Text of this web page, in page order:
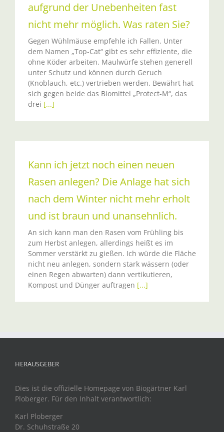
aufgrund der Unebenheiten fast
nicht mehr möglich. Was raten Sie?
Gegen Wühlmäuse empfehle ich Fallen. Unter
dem Namen „Top-Cat“ gibt es sehr effiziente, die
ohne Köder arbeiten. Maulwürfe stehen generell
unter Schutz und können durch Geruch
(Knoblauch, etc.) vertrieben werden. Bewährt hat
sich gegen beide das Biomittel „Protect-M“, das
drei [...]
Kann ich jetzt noch einen neuen
Rasen anlegen? Die Anlage hat sich
nach dem Winter nicht mehr erholt
und ist braun und unansehnlich.
An sich kann man den Rasen vom Frühling bis
zum Herbst anlegen, allerdings heißt es im
Sommer verstärkt zu gießen. Ich würde die Fläche
nicht neu anlegen, sondern stark wässern (oder
einen Regen abwarten) dann vertikutieren,
Kompost und Dünger auftragen [...]
HERAUSGEBER
Dies ist die offizielle Homepage von Biogärtner Karl
Ploberger. Für den Inhalt verantwortlich:
Karl Ploberger
Dr. Schuhstraße 20